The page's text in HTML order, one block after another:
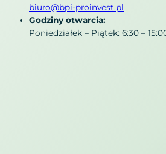
biuro@bpi-proinvest.pl
Godziny otwarcia:
Poniedziałek – Piątek: 6:30 –